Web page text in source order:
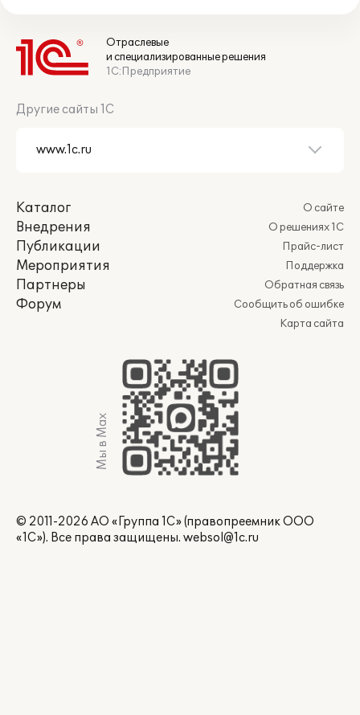
Отраслевые
и специализированные решения
1С:Предприятие
Другие сайты 1С
Каталог
Внедрения
Публикации
Мероприятия
Партнеры
Форум
О сайте
О решениях 1С
Прайс-лист
Поддержка
Обратная связь
Сообщить об ошибке
Карта сайта
Мы в Max
© 2011-2026 АО «Группа 1С» (правопреемник ООО
«1С»). Все права защищены. websol@1c.ru